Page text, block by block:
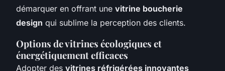
démarquer en offrant une vitrine boucherie
design qui sublime la perception des clients.
Options de vitrines écologiques et
énergétiquement efficaces
Adopter des vitrines réfrigérées innovantes